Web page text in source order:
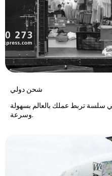
شحن دولي
تربط عملك بالعالم بسهولة
وسرعة.